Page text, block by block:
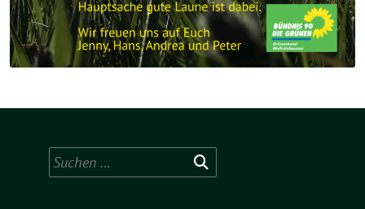
Suchen
nach: